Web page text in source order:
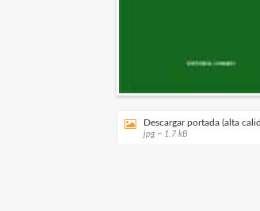
Descargar portada (alta
jpg ~ 1.7 kB